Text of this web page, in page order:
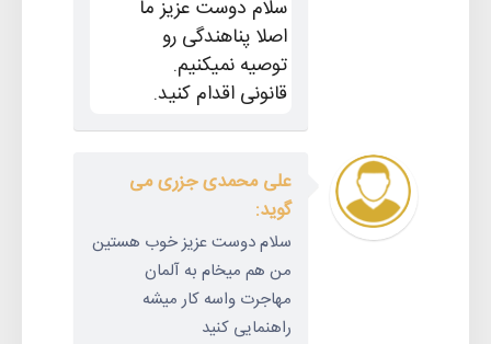
سلام دوست عزیز ما
اصلا پناهندگی رو
توصیه نمیکنیم.
قانونی اقدام کنید.
علی محمدی جزری می
گوید:
سلام دوست عزیز خوب هستین
من‌ هم میخام به آلمان
مهاجرت واسه کار میشه
راهنمایی کنید